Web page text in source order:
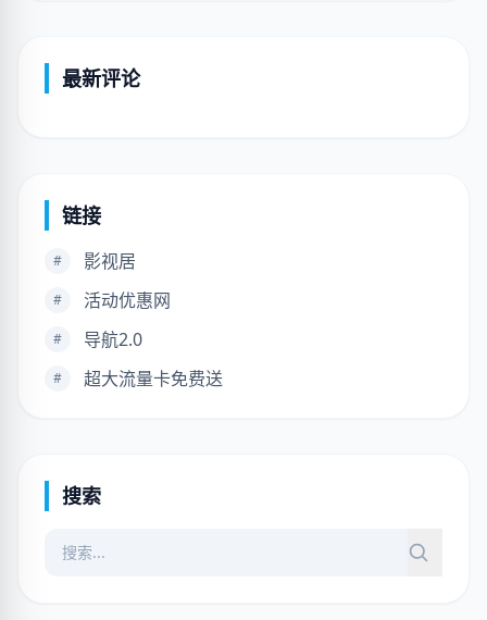
最新评论
链接
# 影视居
# 活动优惠网
# 导航2.0
# 超大流量卡免费送
搜索